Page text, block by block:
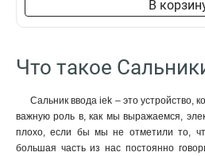
В
Что такое
Сальник ввода iek – это устройство,
важную роль в, как мы выражаемся,
плохо, если бы мы не отметили то,
большая часть из нас постоянно